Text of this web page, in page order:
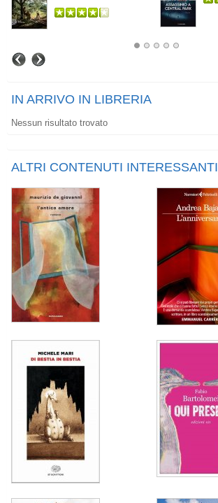
IN ARRIVO IN LIBRERIA
Nessun risultato trovato
ALTRI CONTENUTI INTERESSANTI